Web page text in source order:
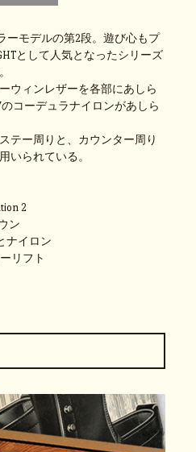
ーモデルの第2段。遊び心もプ
として人気となったシリーズ
ウィンレザーを各部にあしら
コーデュラナイロンがあしら
テー周りと、カウンター周り
いられている。
2
ン
ナイロン
リフト